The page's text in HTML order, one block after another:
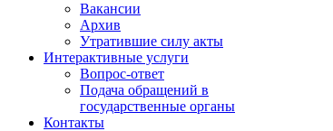
Вакансии
Архив
Утратившие силу акты
Интерактивные услуги
Вопрос-ответ
Подача обращений в
государственные органы
Контакты